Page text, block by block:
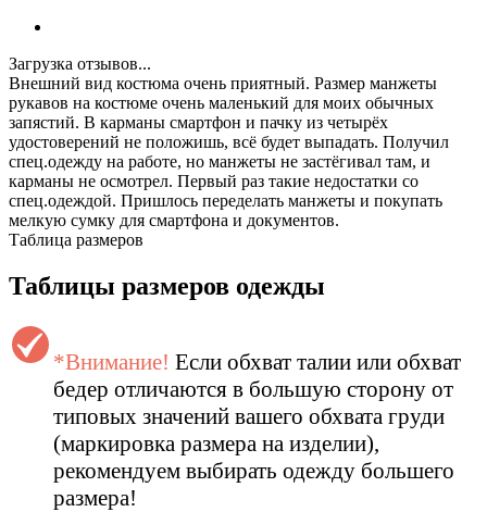
Загрузка отзывов...
Внешний вид костюма очень приятный. Размер манжеты
рукавов на костюме очень маленький для моих обычных
запястий. В карманы смартфон и пачку из четырёх
удостоверений не положишь, всё будет выпадать. Получил
спец.одежду на работе, но манжеты не застёгивал там, и
карманы не осмотрел. Первый раз такие недостатки со
спец.одеждой. Пришлось переделать манжеты и покупать
мелкую сумку для смартфона и документов.
Таблица размеров
Таблицы размеров одежды
*Внимание! Если обхват талии или обхват
бедер отличаются в большую сторону от
типовых значений вашего обхвата груди
(маркировка размера на изделии),
рекомендуем выбирать одежду большего
размера!